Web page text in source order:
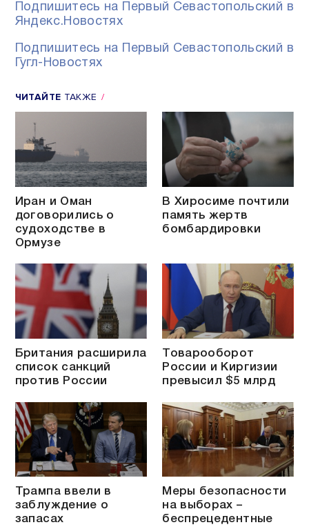
Подпишитесь на Первый Севастопольский в
Яндекс.Новостях
Подпишитесь на Первый Севастопольский в
Гугл-Новостях
ЧИТАЙТЕ ТАКЖЕ
Иран и Оман
договорились о
судоходстве в
Ормузе
В Хиросиме почтили
память жертв
бомбардировки
Британия расширила
список санкций
против России
Товарооборот
России и Киргизии
превысил $5 млрд
Трампа ввели в
заблуждение о
запасах
Меры безопасности
на выборах –
беспрецедентные